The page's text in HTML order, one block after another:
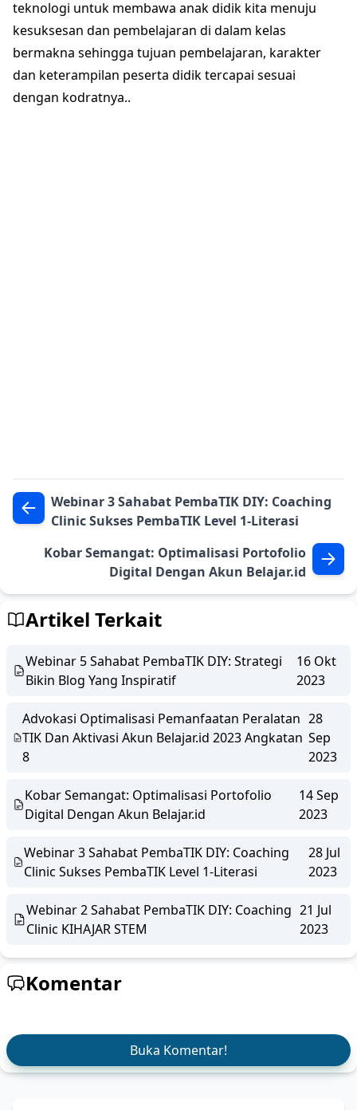
teknologi untuk membawa anak didik kita menuju
kesuksesan dan pembelajaran di dalam kelas
bermakna sehingga tujuan pembelajaran, karakter
dan keterampilan peserta didik tercapai sesuai
dengan kodratnya..
Webinar 3 Sahabat PembaTIK DIY: Coaching
Clinic Sukses PembaTIK Level 1-Literasi
Kobar Semangat: Optimalisasi Portofolio
Digital Dengan Akun Belajar.id
Artikel Terkait
Webinar 5 Sahabat PembaTIK DIY: Strategi
Bikin Blog Yang Inspiratif
16 Okt
2023
Advokasi Optimalisasi Pemanfaatan Peralatan
TIK Dan Aktivasi Akun Belajar.id 2023 Angkatan
8
28
Sep
2023
Kobar Semangat: Optimalisasi Portofolio
Digital Dengan Akun Belajar.id
14 Sep
2023
Webinar 3 Sahabat PembaTIK DIY: Coaching
Clinic Sukses PembaTIK Level 1-Literasi
28 Jul
2023
Webinar 2 Sahabat PembaTIK DIY: Coaching
Clinic KIHAJAR STEM
21 Jul
2023
Komentar
Buka Komentar!